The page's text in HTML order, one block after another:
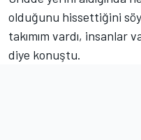
olduğunu hissettiğini
takımım vardı, insanlar
diye konuştu.